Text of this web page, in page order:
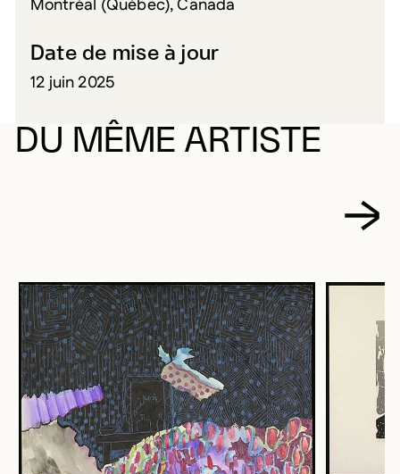
Montréal (Québec), Canada
Date de mise à jour
12 juin 2025
DU MÊME ARTISTE